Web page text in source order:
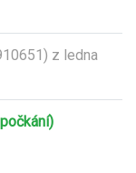
z ledna